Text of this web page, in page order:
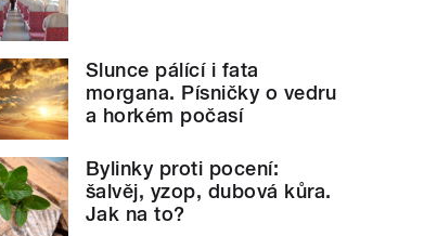
Slunce pálící i fata
morgana. Písničky o vedru
a horkém počasí
Bylinky proti pocení:
šalvěj, yzop, dubová kůra.
Jak na to?